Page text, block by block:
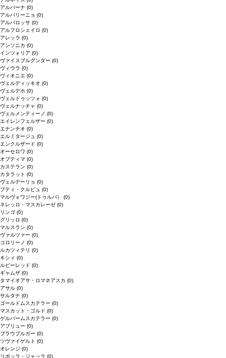
アルバーナ (0)
アルバリーニョ (0)
アルバロッサ (0)
アルフロシェイロ (0)
アレッラ (0)
アンソニカ (0)
インツォリア (0)
ヴァイスブルグンダー (0)
ヴィウラ (0)
ヴィオニエ (0)
ヴェルディッキオ (0)
ヴェルデホ (0)
ヴェルドゥッツォ (0)
ヴェルナッチャ (0)
ヴェルメンティーノ (0)
エイレンフェルザー (0)
エナンチオ (0)
エルミタージュ (0)
エンクルザード (0)
オーセロワ (0)
オプティマ (0)
カステラン (0)
カタラット (0)
ヴェルデーリョ (0)
プティ・クルビュ (0)
マルヴォワジー(トゥルバ） (0)
ネレッロ・マスカレーゼ (0)
リンゴ (0)
グリッロ (0)
マルスラン (0)
ヴァルツァー (0)
コロリーノ (0)
ルカツィテリ (0)
キシィ (0)
ルビーレッド (0)
ギャムザ (0)
タマイオアサ・ロマネアスカ (0)
アサル (0)
サルタナ (0)
ゴールドムスカテラー (0)
マスカット・ゴルド (0)
ゲルバームスカテラー (0)
アブリュー (0)
ブラウブルガー (0)
ツヴァイゲルト (0)
オレンジ (0)
リボッラ・ジャッラ (0)